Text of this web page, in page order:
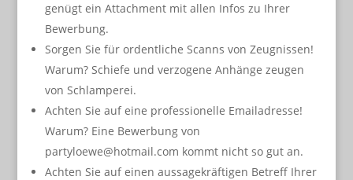
genügt ein Attachment mit allen Infos zu Ihrer
Bewerbung.
Sorgen Sie für ordentliche Scanns von Zeugnissen!
Warum? Schiefe und verzogene Anhänge zeugen
von Schlamperei.
Achten Sie auf eine professionelle Emailadresse!
Warum? Eine Bewerbung von
partyloewe@hotmail.com kommt nicht so gut an.
Achten Sie auf einen aussagekräftigen Betreff Ihrer